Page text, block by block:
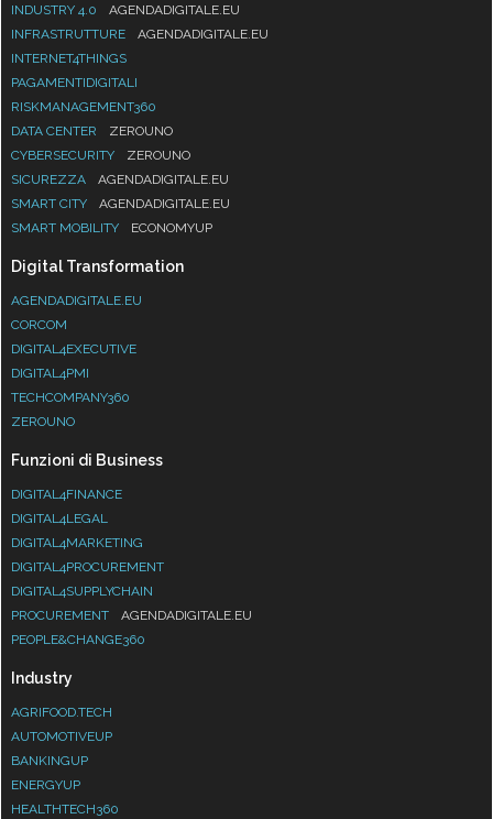
INDUSTRY 4.0
AGENDADIGITALE.EU
INFRASTRUTTURE
AGENDADIGITALE.EU
INTERNET4THINGS
PAGAMENTIDIGITALI
RISKMANAGEMENT360
DATA CENTER
ZEROUNO
CYBERSECURITY
ZEROUNO
SICUREZZA
AGENDADIGITALE.EU
SMART CITY
AGENDADIGITALE.EU
SMART MOBILITY
ECONOMYUP
Digital Transformation
AGENDADIGITALE.EU
CORCOM
DIGITAL4EXECUTIVE
DIGITAL4PMI
TECHCOMPANY360
ZEROUNO
Funzioni di Business
DIGITAL4FINANCE
DIGITAL4LEGAL
DIGITAL4MARKETING
DIGITAL4PROCUREMENT
DIGITAL4SUPPLYCHAIN
PROCUREMENT
AGENDADIGITALE.EU
PEOPLE&CHANGE360
Industry
AGRIFOOD.TECH
AUTOMOTIVEUP
BANKINGUP
ENERGYUP
HEALTHTECH360